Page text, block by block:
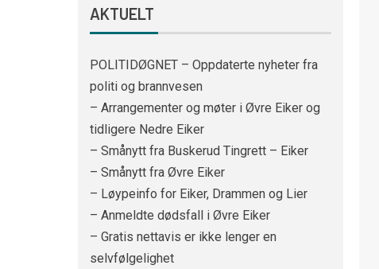
AKTUELT
POLITIDØGNET – Oppdaterte nyheter fra
politi og brannvesen
– Arrangementer og møter i Øvre Eiker og
tidligere Nedre Eiker
– Smånytt fra Buskerud Tingrett – Eiker
– Smånytt fra Øvre Eiker
– Løypeinfo for Eiker, Drammen og Lier
– Anmeldte dødsfall i Øvre Eiker
– Gratis nettavis er ikke lenger en
selvfølgelighet